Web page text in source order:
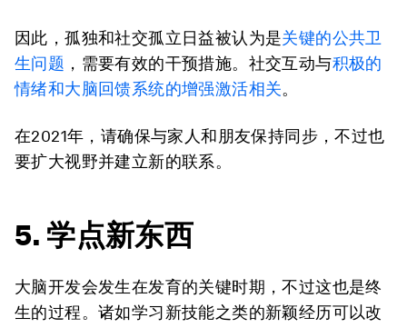
因此，孤独和社交孤立日益被认为是关键的公共卫
生问题 ，需要有效的干预措施。社交互动与积极的
情绪和大脑回馈系统的增强激活相关。
在2021年，请确保与家人和朋友保持同步，不过也
要扩大视野并建立新的联系。
5. 学点新东西
大脑开发会发生在发育的关键时期，不过这也是终
生的过程。诸如学习新技能之类的新颖经历可以改